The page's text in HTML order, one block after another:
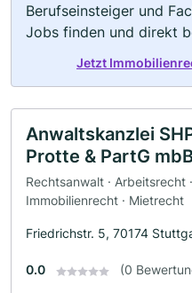
Berufseinsteiger und
Jobs finden und direkt
Jetzt
Anwaltskanzlei
Protte & PartG
Rechtsanwalt · Arbeitsrecht
Immobilienrecht · Mietrecht
Friedrichstr. 5, 70174
0.0 (0